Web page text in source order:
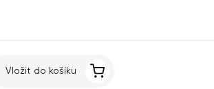
Vložit do košíku